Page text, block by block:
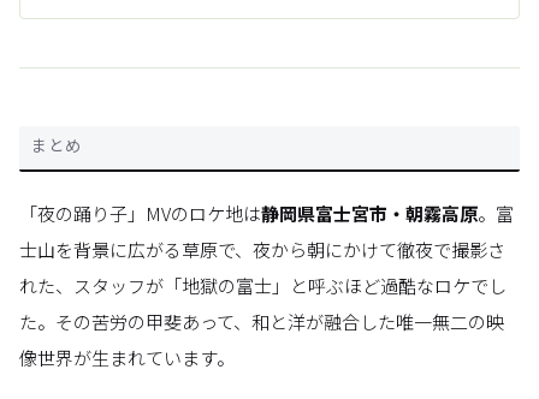
まとめ
「夜の踊り子」MVのロケ地は静岡県富士宮市・朝霧高原。富
士山を背景に広がる草原で、夜から朝にかけて徹夜で撮影さ
れた、スタッフが「地獄の富士」と呼ぶほど過酷なロケでし
た。その苦労の甲斐あって、和と洋が融合した唯一無二の映
像世界が生まれています。